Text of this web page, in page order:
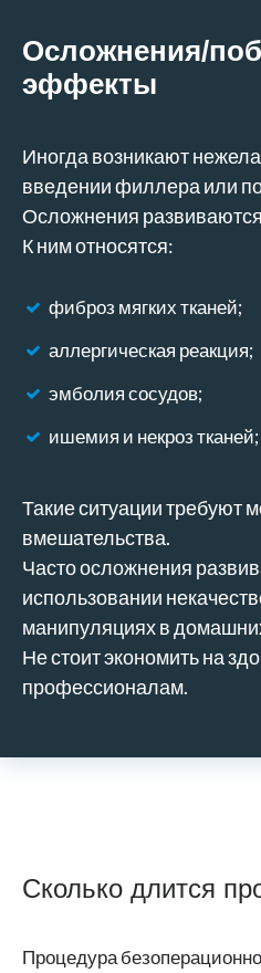
Осложнения/
эффекты
Иногда возникают
введении филлера или
Осложнения
К ним относятся:
фиброз мягких тканей;
аллергическая реакция;
эмболия сосудов;
ишемия и некроз тканей;
Такие ситуации требуют
вмешательства.
Часто осложнения
использовании
манипуляциях в
Не стоит экономить на
профессионалам.
Сколько длится
Процедура